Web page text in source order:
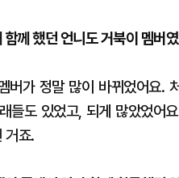
께 했던 언니도 거북이 멤버
버가 정말 많이 바뀌었어요.
들도 있었고, 되게 많았었어
거죠.